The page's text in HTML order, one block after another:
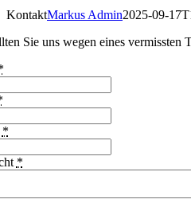
KontaktMarkus Admin2025-09-
Sie uns wegen eines
*
*